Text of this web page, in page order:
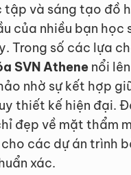
tập và sáng tạo đồ
của nhiều bạn học
Trong số các lựa
SVN Athene nổi
nhờ sự kết hợp
thiết kế hiện đại.
đẹp về mặt thẩm
các dự án trình
xác.